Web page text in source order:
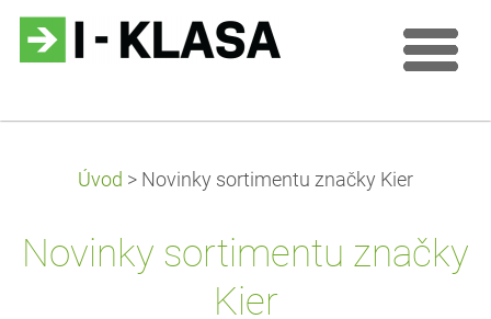
Úvod > Novinky sortimentu značky Kier
Novinky sortimentu značky
Kier